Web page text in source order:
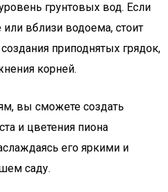
грунтовых вод. Если
или вблизи водоема, стоит
приподнятых грядок,
корней.
вы сможете создать
и цветения пиона
его яркими и
саду.